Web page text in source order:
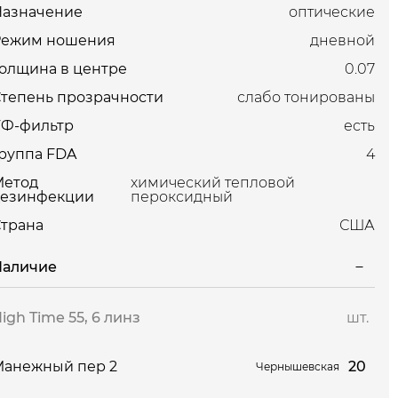
оптические
ношения
дневной
в центре
0.07
прозрачности
слабо тонированы
фильтр
есть
FDA
4
химический тепловой
пероксидный
США
Time 55, 6 линз шт.
пер 2 Чернышевская 20